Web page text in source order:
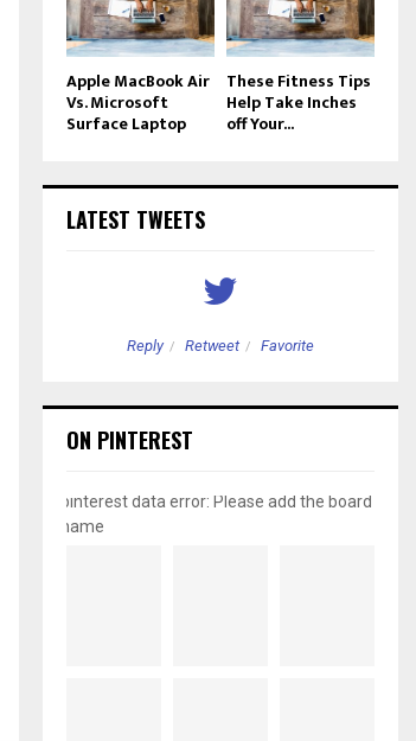
Apple MacBook Air
Vs. Microsoft
Surface Laptop
These Fitness Tips
Help Take Inches
off Your...
LATEST TWEETS
Reply Retweet Favorite
ON PINTEREST
pinterest data error: Please add the board
name